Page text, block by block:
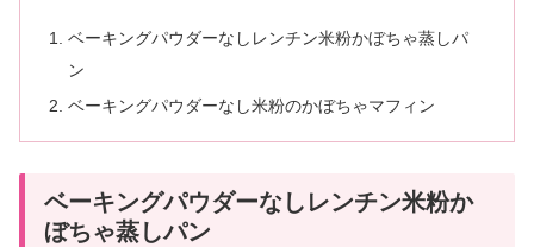
ベーキングパウダーなしレンチン米粉かぼちゃ蒸しパ
ン
ベーキングパウダーなし米粉のかぼちゃマフィン
ベーキングパウダーなしレンチン米粉か
ぼちゃ蒸しパン